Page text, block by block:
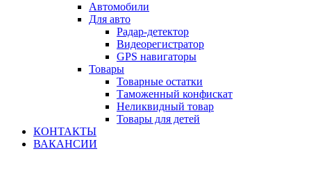
Автомобили
Для авто
Радар-детектор
Видеорегистратор
GPS навигаторы
Товары
Товарные остатки
Таможенный конфискат
Неликвидный товар
Товары для детей
КОНТАКТЫ
ВАКАНСИИ